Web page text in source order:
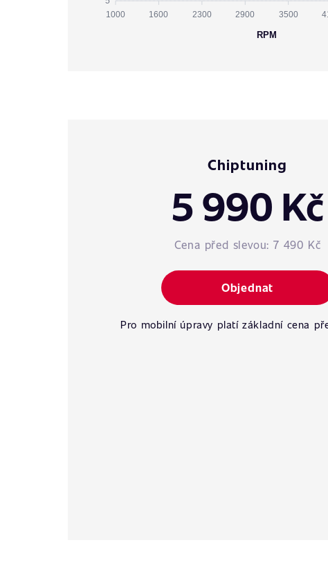
1000 1600 2300 2900 3500
RPM
Chiptuning
5 990 Kč
Cena před slevou:7 490 Kč
Objednat
Pro mobilní úpravy platí základní cena